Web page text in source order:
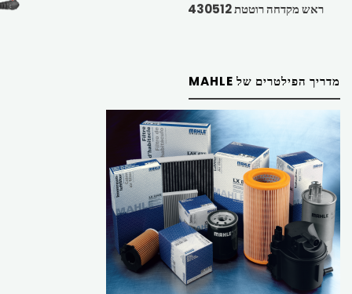
ראש מקדחה רוטטת 430512
מדריך הפילטרים של MAHLE